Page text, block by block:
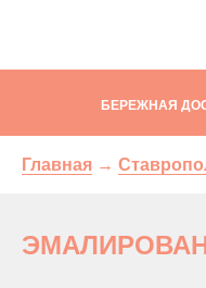
БЕРЕЖНАЯ
Главная →